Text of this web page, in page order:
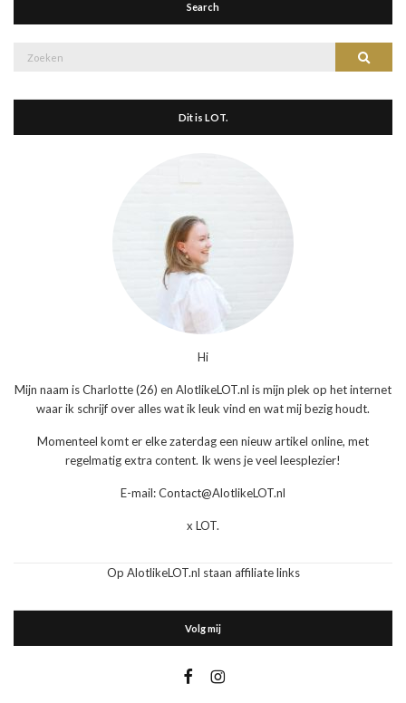
Search
Zoek
Dit is LOT.
Hi
Mijn naam is Charlotte (26) en AlotlikeLOT.nl is mijn plek op het internet
waar ik schrijf over alles wat ik leuk vind en wat mij bezig houdt.
Momenteel komt er elke zaterdag een nieuw artikel online, met
regelmatig extra content. Ik wens je veel leesplezier!
E-mail: Contact@AlotlikeLOT.nl
x LOT.
Op AlotlikeLOT.nl staan affiliate links
Volg mij